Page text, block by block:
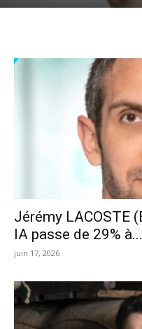
Jérémy LACOSTE
IA passe de 29% à...
juin 17, 2026